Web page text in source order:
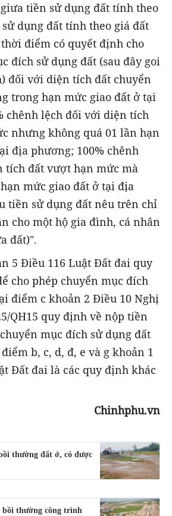
tiền sử dụng đất tính theo
dụng đất tính theo giá đất
điểm có quyết định cho
đích sử dụng đất (sau đây goi
đối với diện tích đất chuyển
trong hạn mức giao đất ở tại
chênh lệch đối với diện tích
nhưng không quá 01 lần hạn
địa phương; 100% chênh
tích đất vượt hạn mức mà
mức giao đất ở tại địa
tiền sử dụng đất nêu trên chỉ
cho một hộ gia đình, cá nhân
đất)".
5 Điều 116 Luật Đất đai quy
cho phép chuyển mục đích
điểm c khoản 2 Điều 10 Nghị
QH15 quy định về nộp tiền
mục đích sử dụng đất
b, c, d, đ, e và g khoản 1
Đất đai là các quy định khác
Chinhphu.vn
thường đất ở, có được
thường công trình